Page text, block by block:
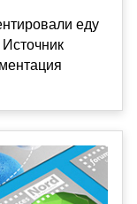
еду
Источник